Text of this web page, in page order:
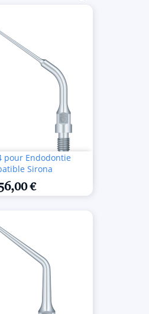
pour Endodontie
Sirona
€